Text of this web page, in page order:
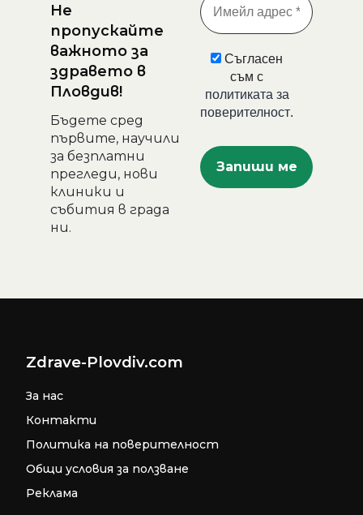
Не
пропускайте
важното за
здравето в
Пловдив!
Бъдете сред
първите, научили
за безплатни
прегледи, нови
клиники и
събития в града
ни.
Съгласен
съм с
политиката за
поверителност.
Zdrave-Plovdiv.com
За нас
Контакти
Политика на поверителност
Общи условия за ползване
Реклама